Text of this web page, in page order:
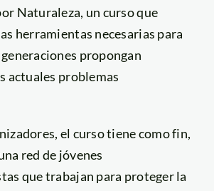
Naturaleza, un curso que
herramientas necesarias para
propongan
actuales problemas
el curso tiene como fin,
red de jóvenes
que trabajan para proteger la